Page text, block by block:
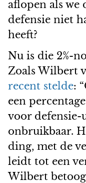
aflopen als we
defensie niet
heeft?
Nu is die 2%-
Zoals Wilbert
recent stelde:
een
voor
onbruikbaar.
ding, met de
leidt tot een
Wilbert